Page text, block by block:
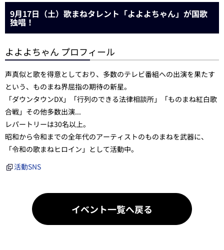
9月17日（土）歌まねタレント「よよよちゃん」が国歌
独唱！
よよよちゃん プロフィール
声真似と歌を得意としており、多数のテレビ番組への出演を果たす
という、ものまね界屈指の期待の新星。
「ダウンタウンDX」「行列のできる法律相談所」「ものまね紅白歌
合戦」その他多数出演...
レパートリーは30名以上。
昭和から令和までの全年代のアーティストのものまねを武器に、
「令和の歌まねヒロイン」として活動中。
活動SNS
イベント一覧へ戻る